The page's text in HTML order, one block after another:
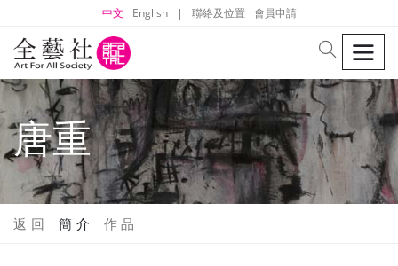
中文 English | 聯絡及位置 會員申請
search
唐重
返 回 簡 介 作 品